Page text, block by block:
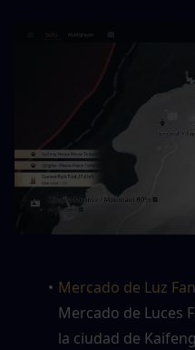
Mercado de Luz
Mercado de Luces
la ciudad de